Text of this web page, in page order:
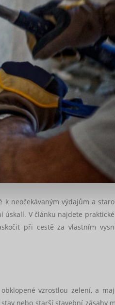
neočekávaným výdajům a
úskalí. V článku najdete
při cestě za vlastním
vzrostlou zelení, a
nebo starší stavební zásahy